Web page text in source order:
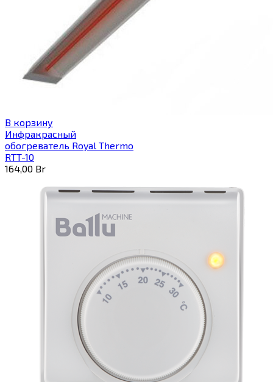
В корзину
Инфракрасный
обогреватель Royal Thermo
RTT-10
164,00 Br